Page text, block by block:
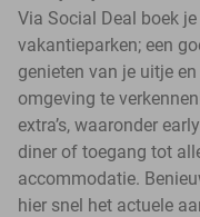
Via Social Deal boek
vakantieparken; een
genieten van je uitje
omgeving te
extra’s, waaronder
diner of toegang tot
accommodatie.
hier snel het actuele